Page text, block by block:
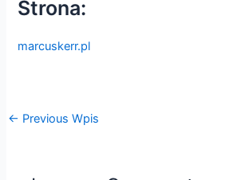
Strona:
marcuskerr.pl
← Previous Wpis